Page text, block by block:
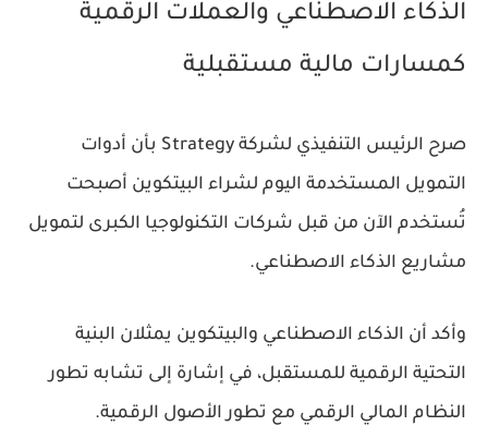
الذكاء الاصطناعي والعملات الرقمية
كمسارات مالية مستقبلية
صرح الرئيس التنفيذي لشركة Strategy بأن أدوات
التمويل المستخدمة اليوم لشراء البيتكوين أصبحت
تُستخدم الآن من قبل شركات التكنولوجيا الكبرى لتمويل
مشاريع الذكاء الاصطناعي.
وأكد أن الذكاء الاصطناعي والبيتكوين يمثلان البنية
التحتية الرقمية للمستقبل، في إشارة إلى تشابه تطور
النظام المالي الرقمي مع تطور الأصول الرقمية.